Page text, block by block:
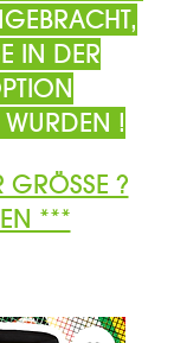
IN DER
WURDEN !
GRÖSSE ?
***